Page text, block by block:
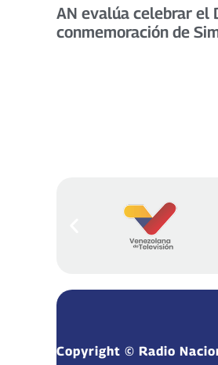
AN evalúa celebrar el
conmemoración de
Copyright © Radio